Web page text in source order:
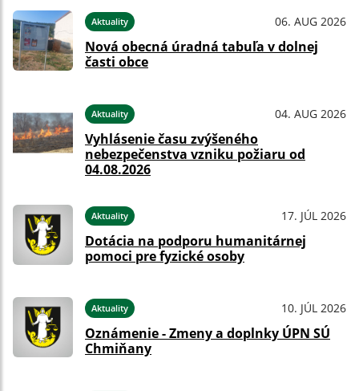
Aktuality 06. AUG 2026
Nová obecná úradná tabuľa v dolnej
časti obce
Aktuality 04. AUG 2026
Vyhlásenie času zvýšeného
nebezpečenstva vzniku požiaru od
04.08.2026
Aktuality 17. JÚL 2026
Dotácia na podporu humanitárnej
pomoci pre fyzické osoby
Aktuality 10. JÚL 2026
Oznámenie - Zmeny a doplnky ÚPN SÚ
Chmiňany